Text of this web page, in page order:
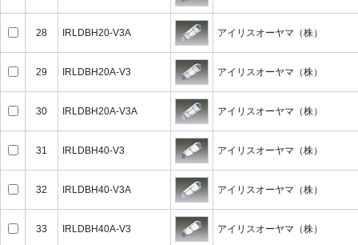
28 IRLDBH20-V3A アイリスオーヤマ（株）
29 IRLDBH20A-V3 アイリスオーヤマ（株）
30 IRLDBH20A-V3A アイリスオーヤマ（株）
31 IRLDBH40-V3 アイリスオーヤマ（株）
32 IRLDBH40-V3A アイリスオーヤマ（株）
33 IRLDBH40A-V3 アイリスオーヤマ（株）